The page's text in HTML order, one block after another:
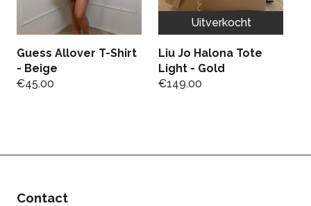
Guess Allover T-Shirt
- Beige
€45.00
Uitverkocht
Liu Jo Halona Tote
Light - Gold
€149.00
Contact